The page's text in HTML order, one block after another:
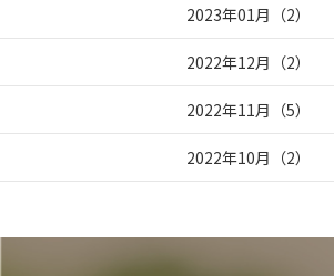
2023年01月 （2）
2022年12月 （2）
2022年11月 （5）
2022年10月 （2）